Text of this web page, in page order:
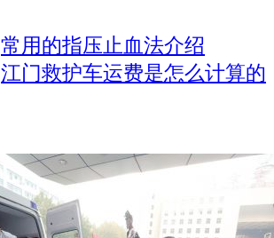
常用的指压止血法介绍
江门救护车运费是怎么计算的